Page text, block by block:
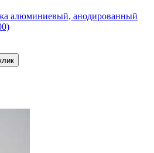
алюминиевый, анодированный